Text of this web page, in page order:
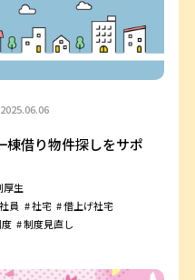
2025.06.06
棟借り物件探しをサポ
厚生
員 社宅
借上げ社宅
制度見直し